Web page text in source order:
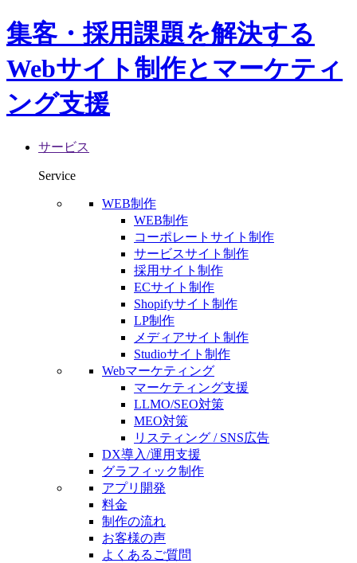
集客・採用課題を解決する
Webサイト制作とマーケティ
ング支援
サービス
Service
WEB制作
WEB制作
コーポレートサイト制作
サービスサイト制作
採用サイト制作
ECサイト制作
Shopifyサイト制作
LP制作
メディアサイト制作
Studioサイト制作
Webマーケティング
マーケティング支援
LLMO/SEO対策
MEO対策
リスティング / SNS広告
DX導入/運用支援
グラフィック制作
アプリ開発
料金
制作の流れ
お客様の声
よくあるご質問